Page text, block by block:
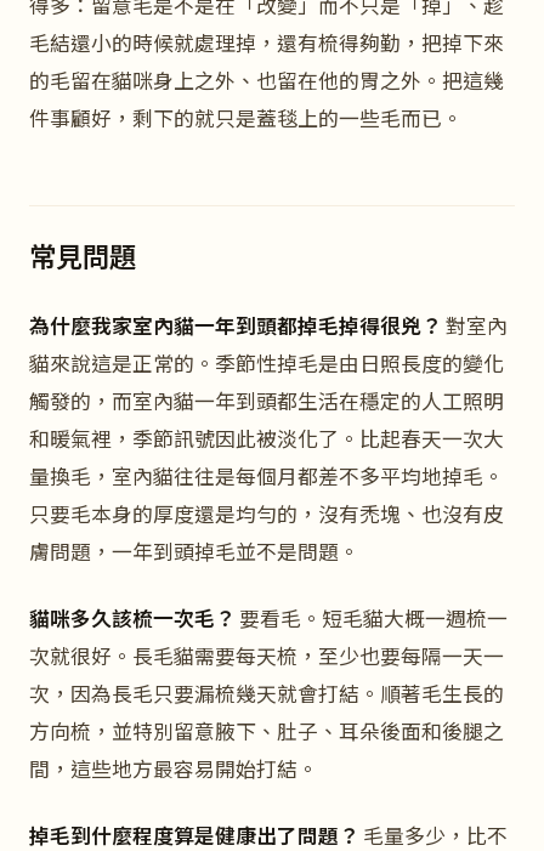
毛結還小的時候就處理掉，還有梳得夠勤，把掉下來
的毛留在貓咪身上之外、也留在他的胃之外。把這幾
件事顧好，剩下的就只是蓋毯上的一些毛而已。
常見問題
為什麼我家室內貓一年到頭都掉毛掉得很兇？ 對室內
貓來說這是正常的。季節性掉毛是由日照長度的變化
觸發的，而室內貓一年到頭都生活在穩定的人工照明
和暖氣裡，季節訊號因此被淡化了。比起春天一次大
量換毛，室內貓往往是每個月都差不多平均地掉毛。
只要毛本身的厚度還是均勻的，沒有禿塊、也沒有皮
膚問題，一年到頭掉毛並不是問題。
貓咪多久該梳一次毛？ 要看毛。短毛貓大概一週梳一
次就很好。長毛貓需要每天梳，至少也要每隔一天一
次，因為長毛只要漏梳幾天就會打結。順著毛生長的
方向梳，並特別留意腋下、肚子、耳朵後面和後腿之
間，這些地方最容易開始打結。
掉毛到什麼程度算是健康出了問題？ 毛量多少，比不